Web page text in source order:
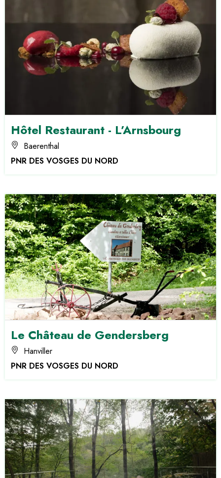
Hôtel Restaurant - L’Arnsbourg
Baerenthal
PNR DES VOSGES DU NORD
Le Château de Gendersberg
Hanviller
PNR DES VOSGES DU NORD